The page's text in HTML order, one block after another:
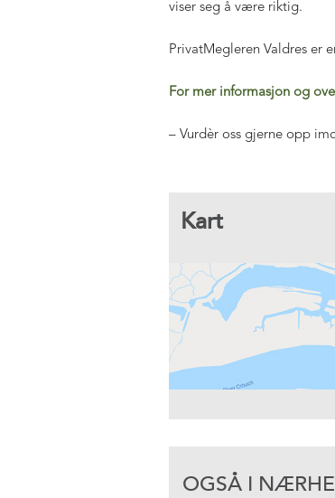
viser seg å være riktig.
PrivatMegleren Valdres er
For mer informasjon og
– Vurdèr oss gjerne opp
Kart
OGSÅ I